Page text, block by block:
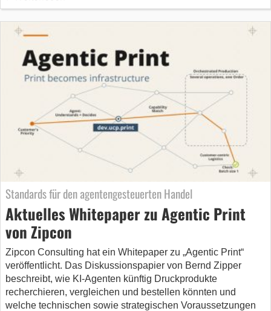
Standards für den agentengesteuerten Handel
Aktuelles Whitepaper zu Agentic Print
von Zipcon
Zipcon Consulting hat ein Whitepaper zu „Agentic Print“
veröffentlicht. Das Diskussionspapier von Bernd Zipper
beschreibt, wie KI-Agenten künftig Druckprodukte
recherchieren, vergleichen und bestellen könnten und
welche technischen sowie strategischen Voraussetzungen